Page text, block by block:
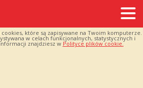
które są zapisywane na Twoim komputerze.
w celach funkcjonalnych, statystycznych i
znajdziesz w Polityce plików cookie.